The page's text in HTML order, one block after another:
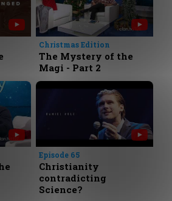
Christmas Edition
The Mystery of the
Magi - Part 2
Episode 65
Christianity
contradicting
Science?